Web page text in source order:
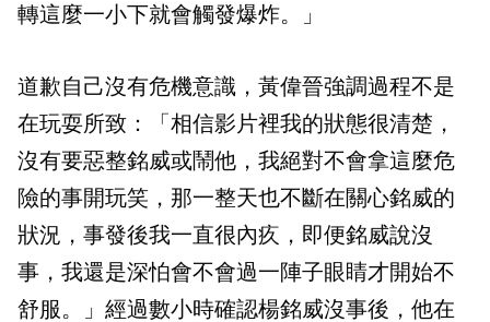
轉這麼一小下就會觸發爆炸。」
道歉自己沒有危機意識，黃偉晉強調過程不是
在玩耍所致：「相信影片裡我的狀態很清楚，
沒有要惡整銘威或鬧他，我絕對不會拿這麼危
險的事開玩笑，那一整天也不斷在關心銘威的
狀況，事發後我一直很內疚，即便銘威說沒
事，我還是深怕會不會過一陣子眼睛才開始不
舒服。」經過數小時確認楊銘威沒事後，他在